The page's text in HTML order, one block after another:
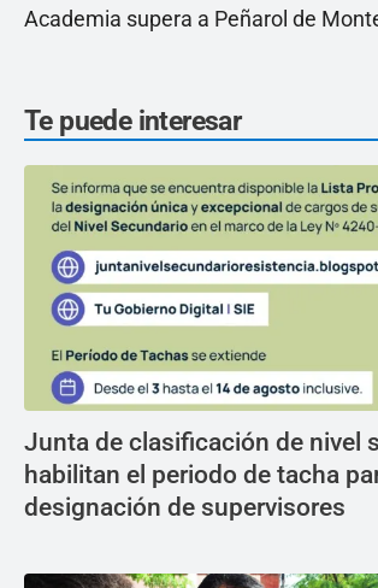
Academia supera a Peñarol de
Te puede interesar
Junta de clasificación de nivel
habilitan el periodo de tacha
designación de supervisores